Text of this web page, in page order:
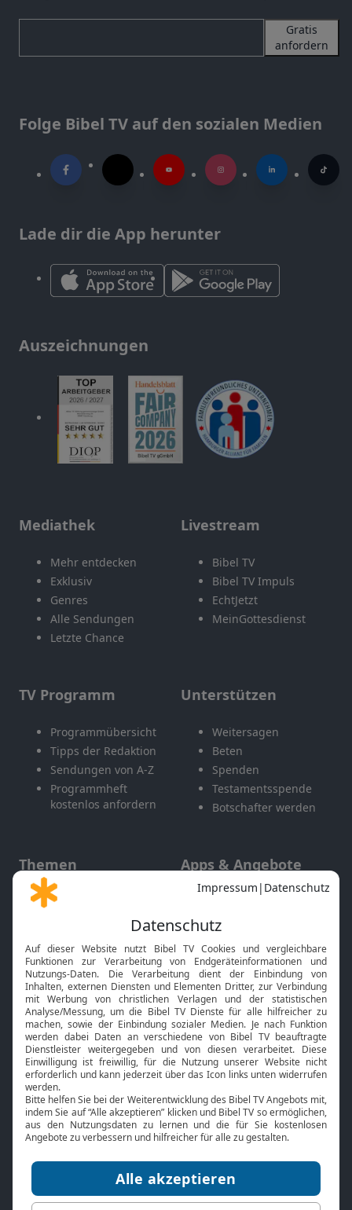
Gratis
anfordern
Folge Bibel TV auf den sozialen Medien
Lade dir die App herunter
Auszeichnungen
Mediathek
Mehr entdecken
Exklusiv
Genres
Alle Sendungen
Letzte Chance
Livestream
Bibel TV
Bibel TV Impuls
EchtJetzt
MeinGottesdienst
TV Programm
Programmübersicht
Tipps der Redaktion
Sendungen von A-Z
Programmheft
kostenlos anfordern
Unterstützen
Weitersagen
Beten
Spenden
Testamentsspende
Botschafter werden
Themen
Gott und Bibel erklärt
Neuigkeiten
Apps & Angebote
Mobile App
Smart TV
HbbTV
Bibelthek Online-Bibel
Nächster Gottesdienst
Bibel TV
Über uns
Jobs
Mediadaten
Service
Kontakt
TV-Empfang